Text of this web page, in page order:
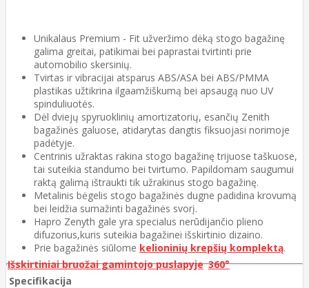
Unikalaus Premium - Fit užveržimo dėką stogo bagažinę
galima greitai, patikimai bei paprastai tvirtinti prie
automobilio skersinių.
Tvirtas ir vibracijai atsparus ABS/ASA bei ABS/PMMA
plastikas užtikrina ilgaamžiškumą bei apsaugą nuo UV
spinduliuotės.
Dėl dviejų spyruoklinių amortizatorių, esančių Zenith
bagažinės galuose, atidarytas dangtis fiksuojasi norimoje
padėtyje.
Centrinis užraktas rakina stogo bagažinę trijuose taškuose,
tai suteikia standumo bei tvirtumo. Papildomam saugumui
raktą galimą ištraukti tik užrakinus stogo bagažinę.
Metalinis bėgelis stogo bagažinės dugne padidina krovumą
bei leidžia sumažinti bagažinės svorį.
Hapro Zenyth gale yra specialus nerūdijančio plieno
difuzorius,kuris suteikia bagažinei išskirtinio dizaino.
Prie bagažinės siūlome kelioninių krepšių komplektą.
Išskirtiniai bruožai gamintojo puslapyje 360°
Specifikacija